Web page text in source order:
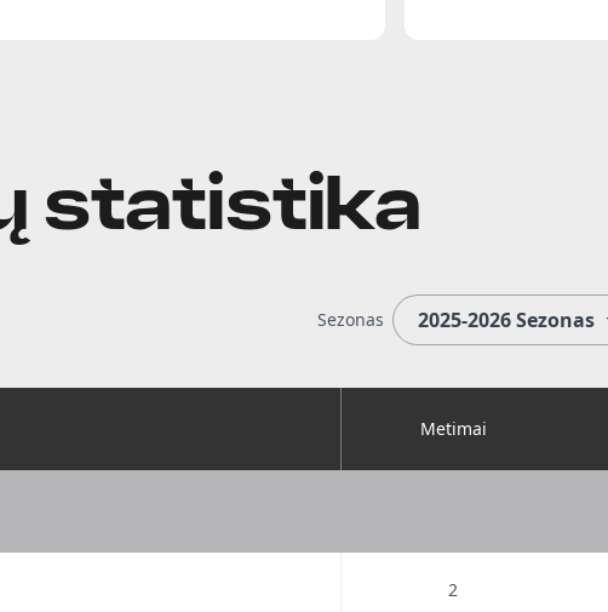
statistika
Sezonas
Metimai
2